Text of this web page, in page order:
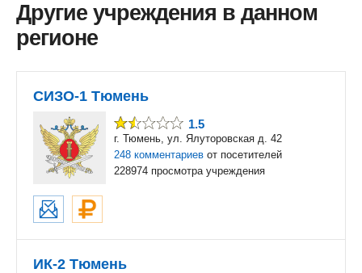
Другие учреждения в данном
регионе
СИЗО-1 Тюмень
1.5
г. Тюмень, ул. Ялуторовская д. 42
248 комментариев от посетителей
228974 просмотра учреждения
ИК-2 Тюмень